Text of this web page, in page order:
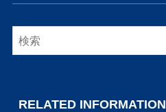
RELATED INFORMATION